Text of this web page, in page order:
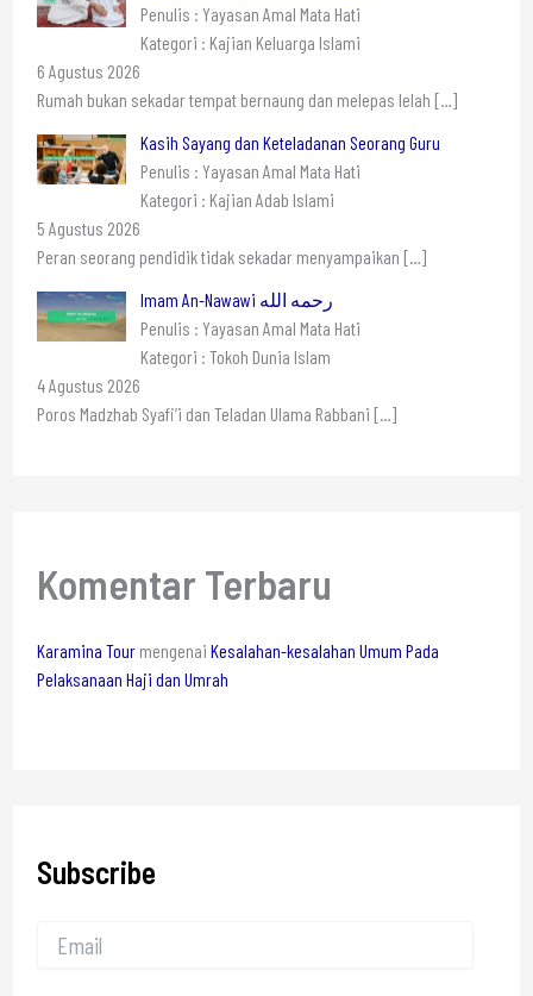
Penulis : Yayasan Amal Mata Hati
Kategori : Kajian Keluarga Islami
6 Agustus 2026
Rumah bukan sekadar tempat bernaung dan melepas lelah […]
Kasih Sayang dan Keteladanan Seorang Guru
Penulis : Yayasan Amal Mata Hati
Kategori : Kajian Adab Islami
5 Agustus 2026
Peran seorang pendidik tidak sekadar menyampaikan […]
Imam An-Nawawi رحمه الله
Penulis : Yayasan Amal Mata Hati
Kategori : Tokoh Dunia Islam
4 Agustus 2026
Poros Madzhab Syafi’i dan Teladan Ulama Rabbani […]
Komentar Terbaru
Karamina Tourmengenai Kesalahan-kesalahan Umum Pada
Pelaksanaan Haji dan Umrah
Subscribe